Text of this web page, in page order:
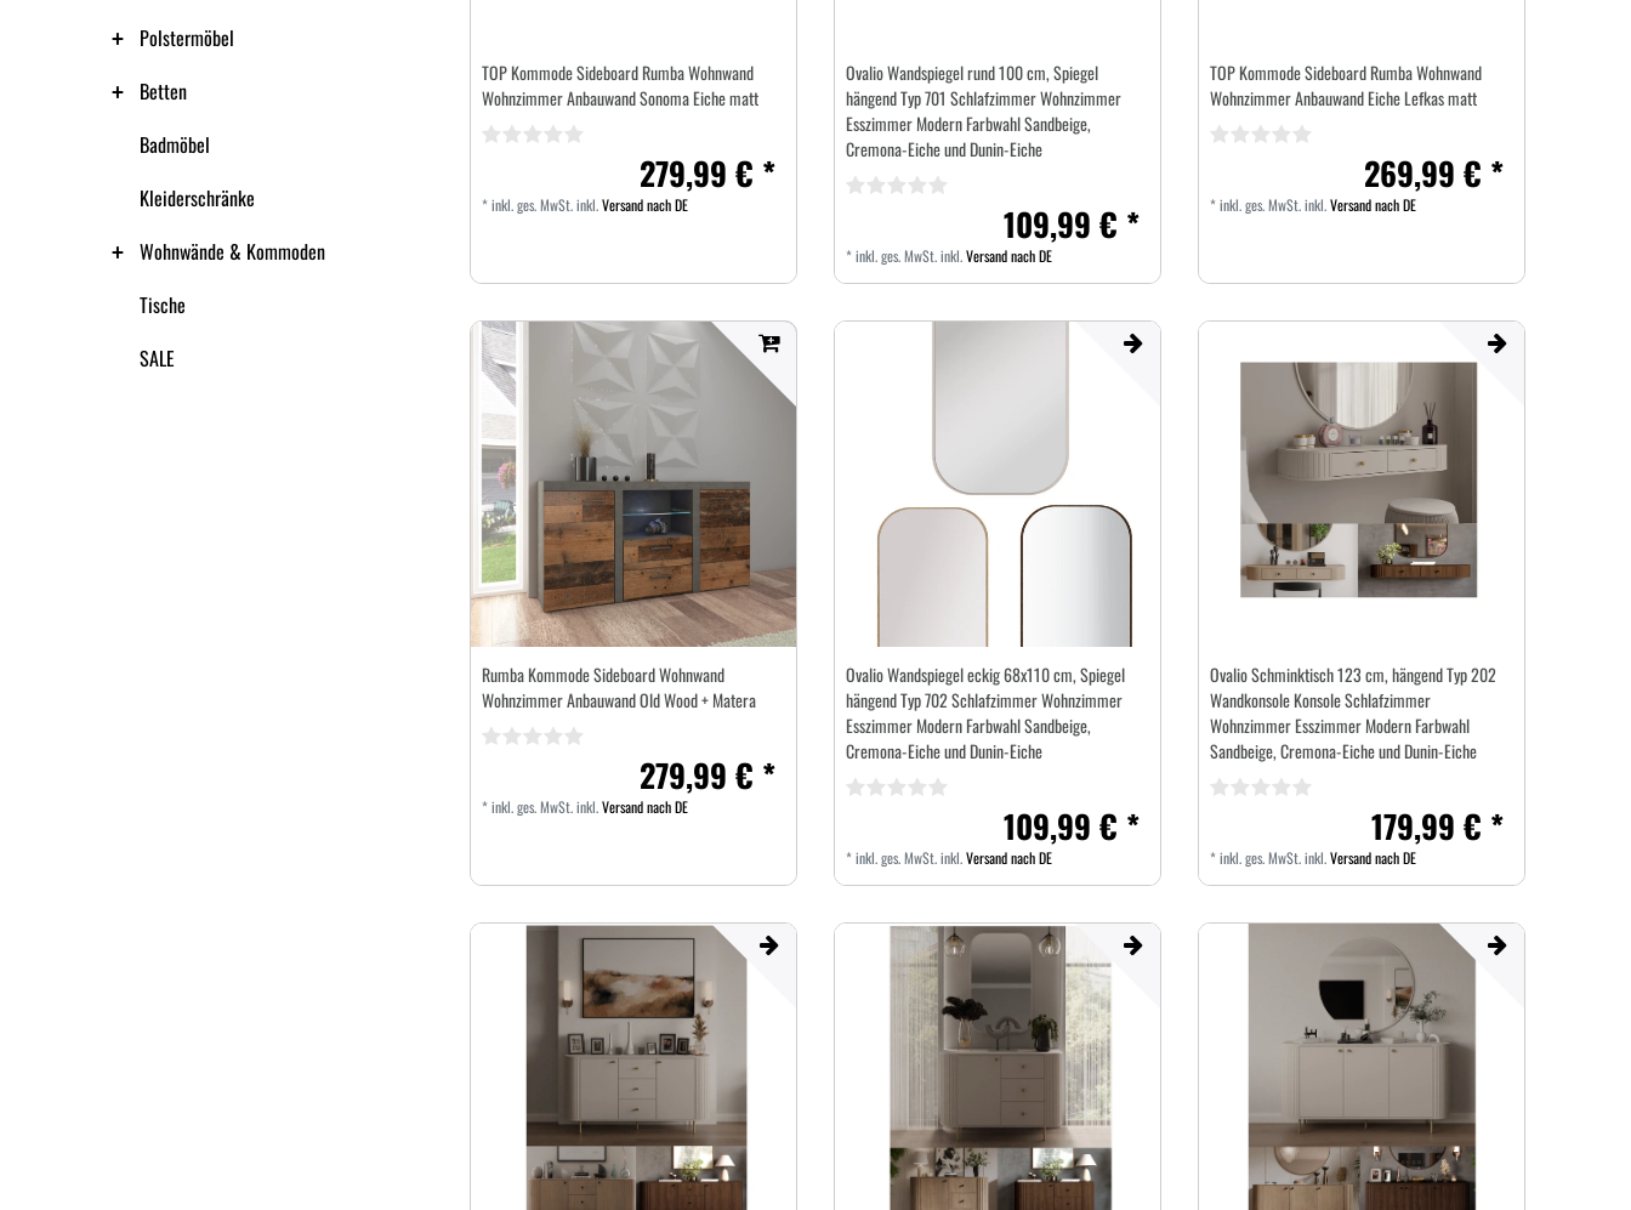
Polstermöbel
Betten
Badmöbel
Kleiderschränke
Wohnwände & Kommoden
Tische
SALE
TOP Kommode Sideboard Rumba Wohnwand
Wohnzimmer Anbauwand Sonoma Eiche matt
279,99 € *
*inkl. ges. MwSt.inkl.Versand nach DE
Ovalio Wandspiegel rund 100 cm, Spiegel
hängend Typ 701 Schlafzimmer Wohnzimmer
Esszimmer Modern Farbwahl Sandbeige,
Cremona-Eiche und Dunin-Eiche
109,99 € *
*inkl. ges. MwSt.inkl.Versand nach DE
TOP Kommode Sideboard Rumba Wohnwand
Wohnzimmer Anbauwand Eiche Lefkas matt
269,99 € *
*inkl. ges. MwSt.inkl.Versand nach DE
Rumba Kommode Sideboard Wohnwand
Wohnzimmer Anbauwand Old Wood + Matera
279,99 € *
*inkl. ges. MwSt.inkl.Versand nach DE
Ovalio Wandspiegel eckig 68x110 cm, Spiegel
hängend Typ 702 Schlafzimmer Wohnzimmer
Esszimmer Modern Farbwahl Sandbeige,
Cremona-Eiche und Dunin-Eiche
109,99 € *
*inkl. ges. MwSt.inkl.Versand nach DE
Ovalio Schminktisch 123 cm, hängend Typ 202
Wandkonsole Konsole Schlafzimmer
Wohnzimmer Esszimmer Modern Farbwahl
Sandbeige, Cremona-Eiche und Dunin-Eiche
179,99 € *
*inkl. ges. MwSt.inkl.Versand nach DE